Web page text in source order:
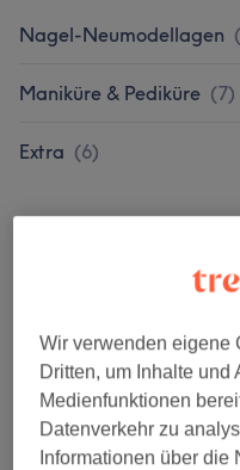
Nagel-Neumodellagen (
Maniküre & Pediküre (7)
Extra (6)
4,8
Ambiente
Wir verwenden eigene
Dritten, um Inhalte
Medienfunktionen
Datenverkehr zu
Informationen über die